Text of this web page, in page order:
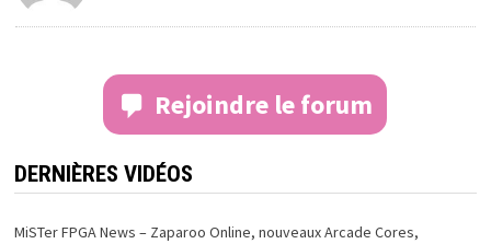
Rejoindre le forum
DERNIÈRES VIDÉOS
MiSTer FPGA News – Zaparoo Online, nouveaux Arcade Cores,